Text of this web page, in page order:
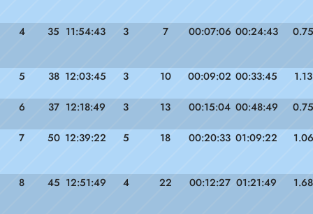
4 35 11:54:43 3 7 00:07:06 00:24:43 0.75
5 38 12:03:45 3 10 00:09:02 00:33:45 1.13
6 37 12:18:49 3 13 00:15:04 00:48:49 0.75
7 50 12:39:22 5 18 00:20:33 01:09:22 1.06
8 45 12:51:49 4 22 00:12:27 01:21:49 1.68